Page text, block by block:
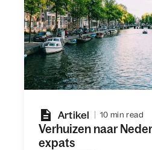
Artikel 10 min read
Verhuizen naar
expats